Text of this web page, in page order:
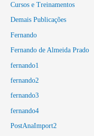
Cursos e Treinamentos
Demais Publicações
Fernando
Fernando de Almeida Prado
fernando1
fernando2
fernando3
fernando4
PostAnaImport2